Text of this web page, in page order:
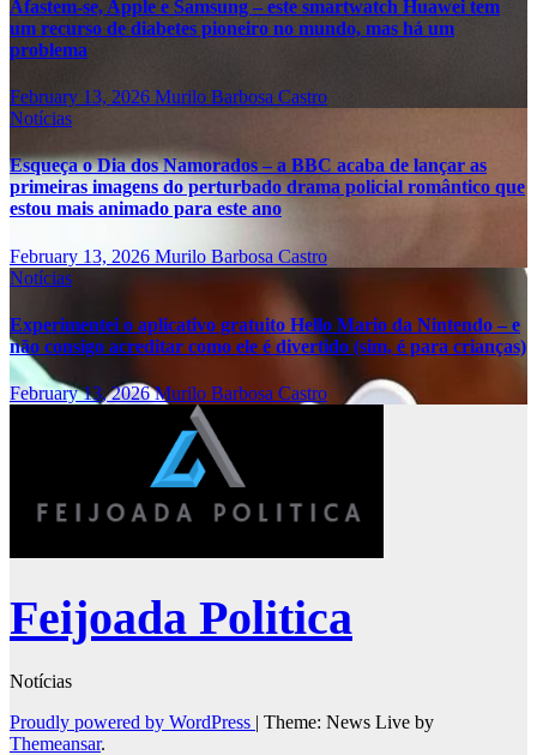
Afastem-se, Apple e Samsung – este smartwatch Huawei tem
um recurso de diabetes pioneiro no mundo, mas há um
problema
February 13, 2026 Murilo Barbosa Castro
Notícias
Esqueça o Dia dos Namorados – a BBC acaba de lançar as
primeiras imagens do perturbado drama policial romântico que
estou mais animado para este ano
February 13, 2026 Murilo Barbosa Castro
Notícias
Experimentei o aplicativo gratuito Hello Mario da Nintendo – e
não consigo acreditar como ele é divertido (sim, é para crianças)
February 13, 2026Murilo Barbosa Castro
Feijoada Politica
Notícias
Proudly powered by WordPress | Theme: News Live by
Themeansar.